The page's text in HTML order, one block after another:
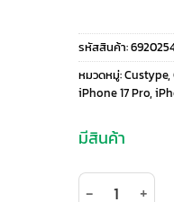
รหัสสินค้า:
หมวดหมู่:Custype,
iPhone 17 Pro,
มีสินค้า
จำนวน